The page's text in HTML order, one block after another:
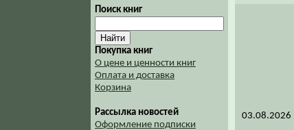
Поиск книг
Покупка книг
О цене и ценности книг
Оплата и доставка
Корзина
Рассылка новостей
Оформление подписки
03.08.2026